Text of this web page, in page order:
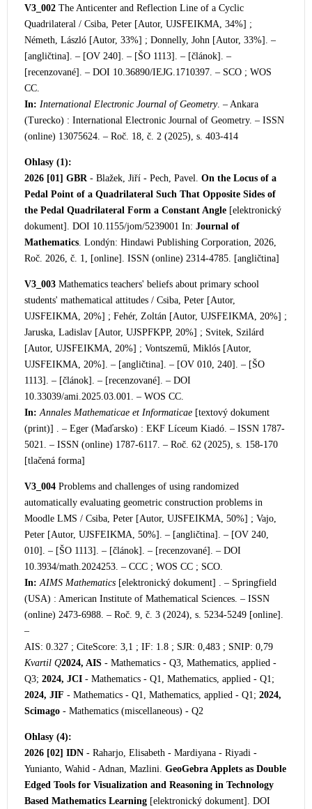
V3_002 The Anticenter and Reflection Line of a Cyclic
Quadrilateral / Csiba, Peter [Autor, UJSFEIKMA, 34%] ;
Németh, László [Autor, 33%] ; Donnelly, John [Autor, 33%]. –
[angličtina]. – [OV 240]. – [ŠO 1113]. – [článok]. –
[recenzované]. – DOI 10.36890/IEJG.1710397. – SCO ; WOS
CC.
In: International Electronic Journal of Geometry. – Ankara
(Turecko) : International Electronic Journal of Geometry. – ISSN
(online) 13075624. – Roč. 18, č. 2 (2025), s. 403-414
Ohlasy (1):
2026 [01] GBR- Blažek, Jiří - Pech, Pavel. On the Locus of a
Pedal Point of a Quadrilateral Such That Opposite Sides of
the Pedal Quadrilateral Form a Constant Angle [elektronický
dokument]. DOI 10.1155/jom/5239001 In: Journal of
Mathematics. Londýn: Hindawi Publishing Corporation, 2026,
Roč. 2026, č. 1, [online]. ISSN (online) 2314-4785. [angličtina]
V3_003 Mathematics teachers' beliefs about primary school
students' mathematical attitudes / Csiba, Peter [Autor,
UJSFEIKMA, 20%] ; Fehér, Zoltán [Autor, UJSFEIKMA, 20%] ;
Jaruska, Ladislav [Autor, UJSPFKPP, 20%] ; Svitek, Szilárd
[Autor, UJSFEIKMA, 20%] ; Vontszemű, Miklós [Autor,
UJSFEIKMA, 20%]. – [angličtina]. – [OV 010, 240]. – [ŠO
1113]. – [článok]. – [recenzované]. – DOI
10.33039/ami.2025.03.001. – WOS CC.
In: Annales Mathematicae et Informaticae [textový dokument
(print)] . – Eger (Maďarsko) : EKF Líceum Kiadó. – ISSN 1787-
5021. – ISSN (online) 1787-6117. – Roč. 62 (2025), s. 158-170
[tlačená forma]
V3_004 Problems and challenges of using randomized
automatically evaluating geometric construction problems in
Moodle LMS / Csiba, Peter [Autor, UJSFEIKMA, 50%] ; Vajo,
Peter [Autor, UJSFEIKMA, 50%]. – [angličtina]. – [OV 240,
010]. – [ŠO 1113]. – [článok]. – [recenzované]. – DOI
10.3934/math.2024253. – CCC ; WOS CC ; SCO.
In: AIMS Mathematics [elektronický dokument] . – Springfield
(USA) : American Institute of Mathematical Sciences. – ISSN
(online) 2473-6988. – Roč. 9, č. 3 (2024), s. 5234-5249 [online].
–
AIS: 0.327 ; CiteScore: 3,1 ; IF: 1.8 ; SJR: 0,483 ; SNIP: 0,79
Kvartil Q2024, AIS - Mathematics - Q3, Mathematics, applied -
Q3; 2024, JCI - Mathematics - Q1, Mathematics, applied - Q1;
2024, JIF - Mathematics - Q1, Mathematics, applied - Q1; 2024,
Scimago - Mathematics (miscellaneous) - Q2
Ohlasy (4):
2026 [02] IDN - Raharjo, Elisabeth - Mardiyana - Riyadi -
Yunianto, Wahid - Adnan, Mazlini. GeoGebra Applets as Double
Edged Tools for Visualization and Reasoning in Technology
Based Mathematics Learning [elektronický dokument]. DOI